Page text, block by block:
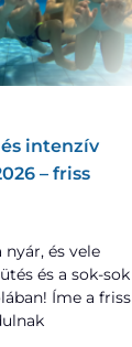
intenzív
– friss
nyár, és vele
és a sok-sok
Íme a friss